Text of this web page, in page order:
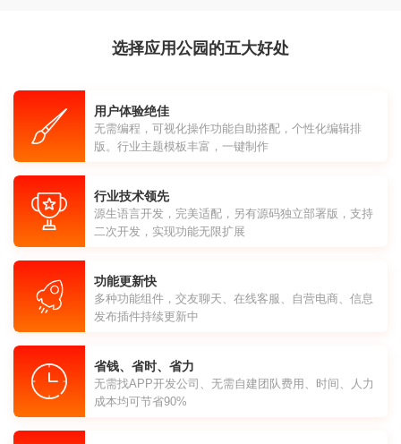
选择应用公园的五大好处
用户体验绝佳
无需编程，可视化操作功能自助搭配，个性化编辑排
版。行业主题模板丰富，一键制作
行业技术领先
源生语言开发，完美适配，另有源码独立部署版，支持
二次开发，实现功能无限扩展
功能更新快
多种功能组件，交友聊天、在线客服、自营电商、信息
发布插件持续更新中
省钱、省时、省力
无需找APP开发公司、无需自建团队费用、时间、人力
成本均可节省90%